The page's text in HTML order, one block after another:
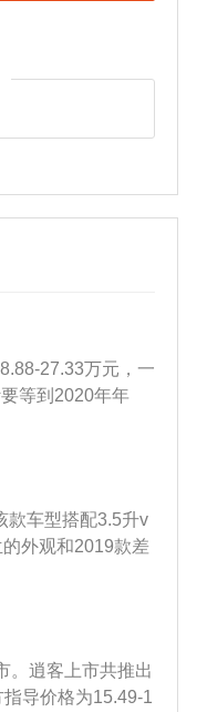
27.33万元，一
等到2020年年
，以及后保险杆
款自然吸气发动
身尺寸为4675*1
供了五座和七座
。
款车型搭配3.5升v
外观和2019款差
款的日产楼兰
使汽车侧面极具
功能区，四辐方
。逍客上市共推出
导价格为15.49-1